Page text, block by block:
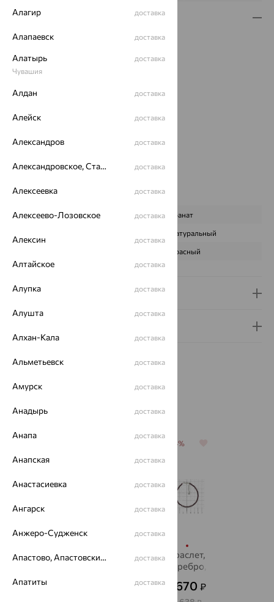
Описание
Вид изделия:
Вес:12.26 — 12.4
Металл:
Страна происхождения:
РОССИЯ
Цвет вставки:
Новинка:Да
Характеристика вставки:
ВИД КАМНЯ Гранат
Натуральный
Красный
Доставка и оплата
Похожие изделия
Браслет,
серебро,
от 3 470
Браслет,
Браслет,
1 073₽
64%
Браслет,
серебро,
1 670₽
Алагир доставка
Алапаевск доставка
Алатырь
Чувашия
доставка
Алдан доставка
Алейск доставка
Александров доставка
Александровское, Ставропольский край доставка
Алексеевка доставка
Алексеево-Лозовское доставка
Алексин доставка
Алтайское доставка
Алупка доставка
Алушта доставка
Алхан-Кала доставка
Альметьевск доставка
Амурск доставка
Анадырь доставка
Анапа доставка
Анапская доставка
Анастасиевка доставка
Ангарск доставка
Анжеро-Судженск доставка
Апастово, Апастовский район доставка
Апатиты доставка